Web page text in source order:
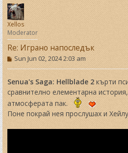
Xellos
Moderator
Re: Играно напоследък
P
o
s
t
Sun Jun 02, 2024 2:03 am
Senua's Saga: Hellblade 2кърти
сравнително елементарна
атмосферата пак.
Поне покрай нея прослушах и